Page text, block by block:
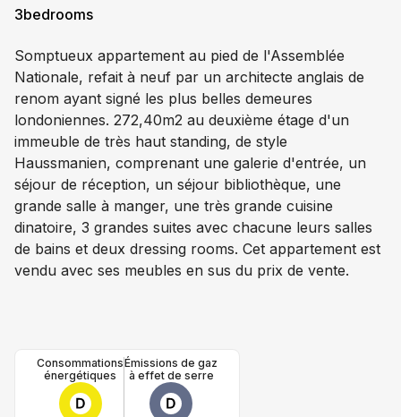
3bedrooms
Somptueux appartement au pied de l'Assemblée
Nationale, refait à neuf par un architecte anglais de
renom ayant signé les plus belles demeures
londoniennes. 272,40m2 au deuxième étage d'un
immeuble de très haut standing, de style
Haussmanien, comprenant une galerie d'entrée, un
séjour de réception, un séjour bibliothèque, une
grande salle à manger, une très grande cuisine
dinatoire, 3 grandes suites avec chacune leurs salles
de bains et deux dressing rooms. Cet appartement est
vendu avec ses meubles en sus du prix de vente.
Consommations
énergétiques
Émissions de gaz
à effet de serre